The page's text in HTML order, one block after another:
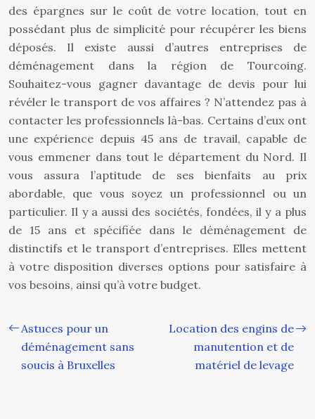
des épargnes sur le coût de votre location, tout en
possédant plus de simplicité pour récupérer les biens
déposés. Il existe aussi d’autres entreprises de
déménagement dans la région de Tourcoing.
Souhaitez-vous gagner davantage de devis pour lui
révéler le transport de vos affaires ? N’attendez pas à
contacter les professionnels là-bas. Certains d’eux ont
une expérience depuis 45 ans de travail, capable de
vous emmener dans tout le département du Nord. Il
vous assura l’aptitude de ses bienfaits au prix
abordable, que vous soyez un professionnel ou un
particulier. Il y a aussi des sociétés, fondées, il y a plus
de 15 ans
et spécifiée dans le déménagement de
distinctifs et le transport d’entreprises. Elles mettent
à votre disposition diverses options pour satisfaire à
vos besoins, ainsi qu’à votre budget.
Astuces pour un
déménagement sans
soucis à Bruxelles
Location des engins de
manutention et de
matériel de levage